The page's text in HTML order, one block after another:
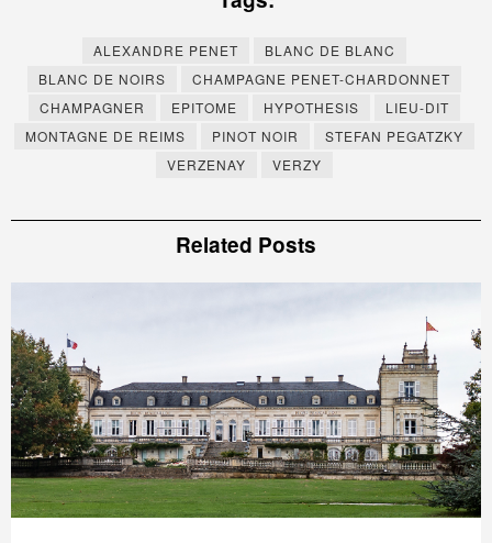
ALEXANDRE PENET
BLANC DE BLANC
BLANC DE NOIRS
CHAMPAGNE PENET-CHARDONNET
CHAMPAGNER
EPITOME HYPOTHESIS
LIEU-DIT
MONTAGNE DE REIMS
PINOT NOIR
STEFAN PEGATZKY
VERZENAY
VERZY
Related Posts